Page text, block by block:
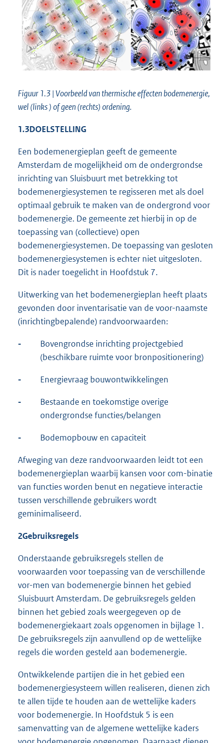
Figuur 1.3 | Voorbeeld van thermische effecten bodemenergie,
wel (links ) of geen (rechts) ordening.
1.3DOELSTELLING
Een bodemenergieplan geeft de gemeente
Amsterdam de mogelijkheid om de ondergrondse
inrichting van Sluisbuurt met betrekking tot
bodemenergiesystemen te regisseren met als doel
optimaal gebruik te maken van de ondergrond voor
bodemenergie. De gemeente zet hierbij in op de
toepassing van (collectieve) open
bodemenergiesystemen. De toepassing van gesloten
bodemenergiesystemen is echter niet uitgesloten.
Dit is nader toegelicht in Hoofdstuk 7.
Uitwerking van het bodemenergieplan heeft plaats
gevonden door inventarisatie van de voor-naamste
(inrichtingbepalende) randvoorwaarden:
-
Bovengrondse inrichting projectgebied
(beschikbare ruimte voor bronpositionering)
- Energievraag bouwontwikkelingen
-
Bestaande en toekomstige overige
ondergrondse functies/belangen
- Bodemopbouw en capaciteit
Afweging van deze randvoorwaarden leidt tot een
bodemenergieplan waarbij kansen voor com-binatie
van functies worden benut en negatieve interactie
tussen verschillende gebruikers wordt
geminimaliseerd.
2Gebruiksregels
Onderstaande gebruiksregels stellen de
voorwaarden voor toepassing van de verschillende
vor-men van bodemenergie binnen het gebied
Sluisbuurt Amsterdam. De gebruiksregels gelden
binnen het gebied zoals weergegeven op de
bodemenergiekaart zoals opgenomen in bijlage 1.
De gebruiksregels zijn aanvullend op de wettelijke
regels die worden gesteld aan bodemenergie.
Ontwikkelende partijen die in het gebied een
bodemenergiesysteem willen realiseren, dienen zich
te allen tijde te houden aan de wettelijke kaders
voor bodemenergie. In Hoofdstuk 5 is een
samenvatting van de algemene wettelijke kaders